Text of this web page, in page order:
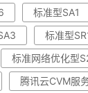
标准型SA1
标准型
标准网络优化型
腾讯云CVM服